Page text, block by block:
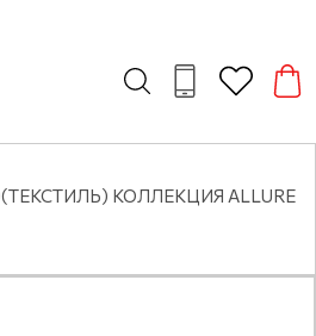
КОЛЛЕКЦИЯ ALLURE